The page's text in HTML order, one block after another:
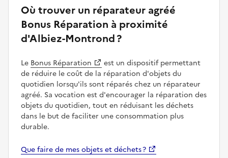
Où trouver un réparateur agréé
Bonus Réparation à proximité
d'Albiez-Montrond ?
Le Bonus Réparation
est un dispositif permettant
de réduire le coût de la réparation d'objets du
quotidien lorsqu'ils sont réparés chez un réparateur
agréé. Sa vocation est d'encourager la réparation des
objets du quotidien, tout en réduisant les déchets
dans le but de faciliter une consommation plus
durable.
Que faire de mes objets et déchets ?